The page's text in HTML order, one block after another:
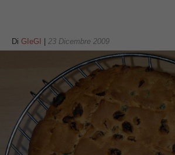
Di GIeGI 23 Dicembre 2009